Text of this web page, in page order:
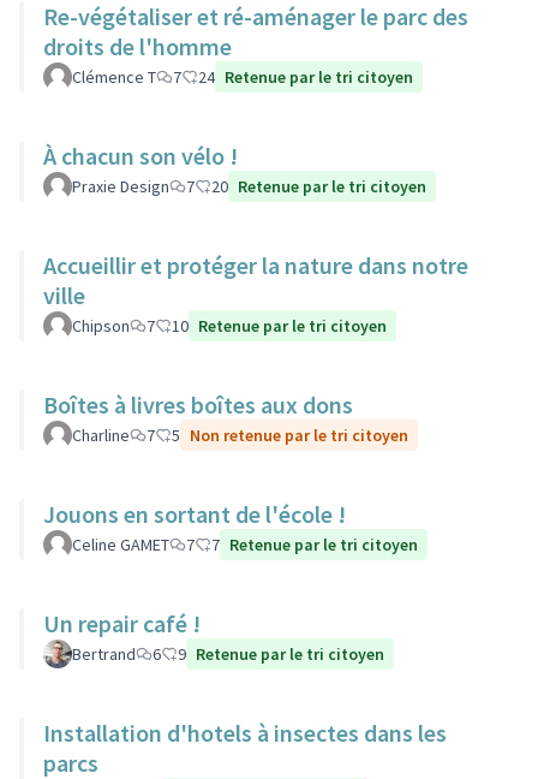
Re-végétaliser et ré-aménager le parc des
droits de l'homme
Clémence T 7 24 Retenue par le tri citoyen
À chacun son vélo !
Praxie Design 7 20 Retenue par le tri citoyen
Accueillir et protéger la nature dans notre
ville
Chipson 7 10 Retenue par le tri citoyen
Boîtes à livres boîtes aux dons
Charline 7 5 Non retenue par le tri citoyen
Jouons en sortant de l'école !
Celine GAMET 7 7 Retenue par le tri citoyen
Un repair café !
Bertrand 6 9 Retenue par le tri citoyen
Installation d'hotels à insectes dans les
parcs